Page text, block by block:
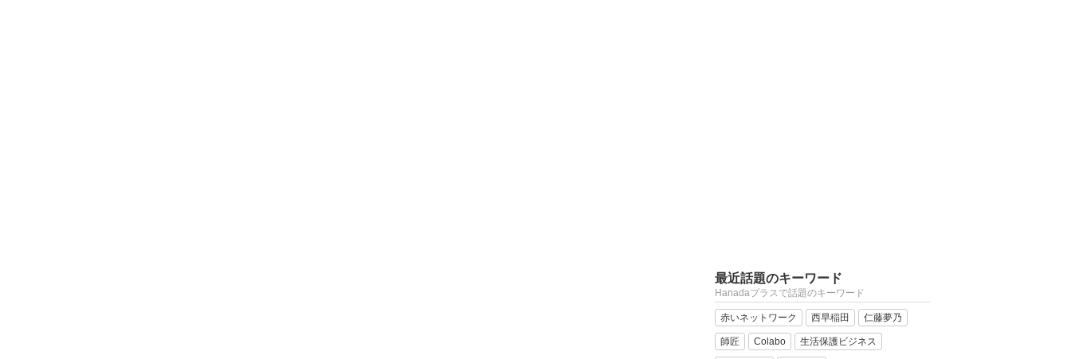
最近話題のキーワード
Hanadaプラスで話題のキーワード
赤いネットワーク 西早稲田 仁藤夢乃
師匠 Colabo 生活保護ビジネス